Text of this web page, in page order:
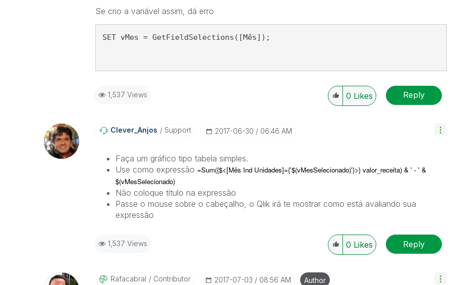
Se crio a variável assim, dá erro
SET vMes = GetFieldSelections([Mês]);
1,537 Views 0 Likes Reply
Clever_Anjos Support ‎2017-06-30 06:46 AM
Faça um gráfico tipo tabela simples.
Use como expressão =Sum({$<[Mês Ind Unidades]={'$(vMesSelecionado)'}>} valor_receita) & ' - ' &
$(vMesSelecionado)
Não coloque título na expressão
Passe o mouse sobre o cabeçalho, o Qlik irá te mostrar como está avaliando sua
expressão
1,537 Views 0 Likes Reply
Rafacabral Contributor ‎2017-07-03 08:56 AM Author